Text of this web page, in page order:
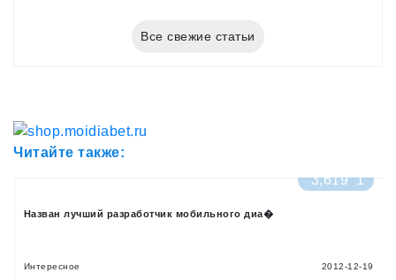
Все свежие статьи
Читайте также:
3,619 1
Назван лучший разработчик мобильного диа�
Интересное 2012-12-19